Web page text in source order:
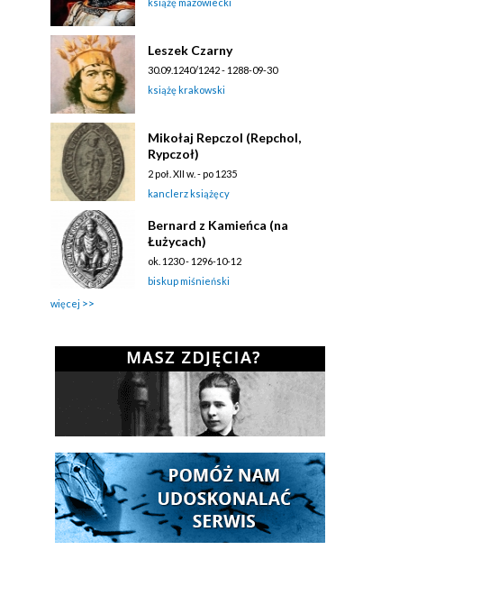
Leszek Czarny
30.09.1240/1242 - 1288-09-30
książę krakowski
Mikołaj Repczol (Repchol,
Rypczoł)
2 poł. XII w. - po 1235
kanclerz książęcy
Bernard z Kamieńca (na
Łużycach)
ok. 1230 - 1296-10-12
biskup miśnieński
więcej